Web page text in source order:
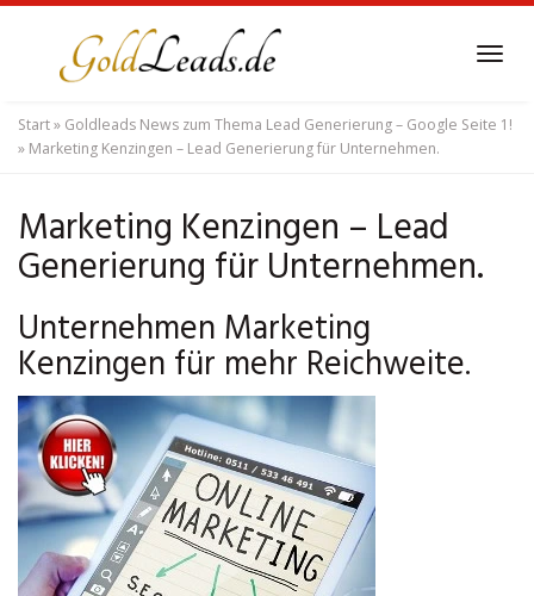
content
Start» Goldleads News zum Thema Lead Generierung – Google Seite 1!
» Marketing Kenzingen – Lead Generierung für Unternehmen.
Marketing Kenzingen – Lead
Generierung für Unternehmen.
Unternehmen Marketing
Kenzingen für mehr Reichweite.